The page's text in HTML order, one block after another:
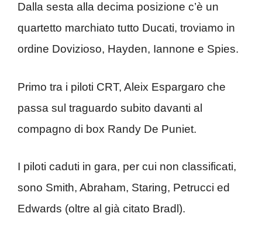
Dalla sesta alla decima posizione c’è un
quartetto marchiato tutto Ducati, troviamo in
ordine Dovizioso, Hayden, Iannone e Spies.
Primo tra i piloti CRT, Aleix Espargaro che
passa sul traguardo subito davanti al
compagno di box Randy De Puniet.
I piloti caduti in gara, per cui non classificati,
sono Smith, Abraham, Staring, Petrucci ed
Edwards (oltre al già citato Bradl).